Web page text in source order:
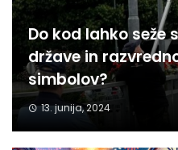
Do kod lahko seže
države in
simbolov?
13. junija, 2024